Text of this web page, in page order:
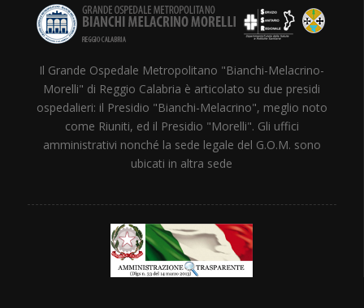
Il Grande Ospedale Metropolitano "Bianchi-Melacrino-
Morelli" di Reggio Calabria è articolato su due presidi
ospedalieri: il Presidio "Bianchi-Melacrino", meglio noto
come Riuniti, ed il Presidio "Morelli". Gli uffici
amministrativi nonché la sede legale del G.O.M. sono
ubicati in altra sede